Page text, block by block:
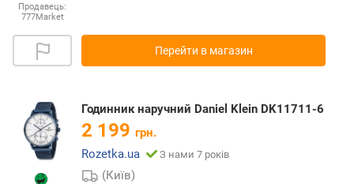
Продавець:
777Market
Перейти в магазин
Годинник наручний Daniel Klein DK11711-6
2 199 грн.
Rozetka.ua
З нами 7 років
(Київ)